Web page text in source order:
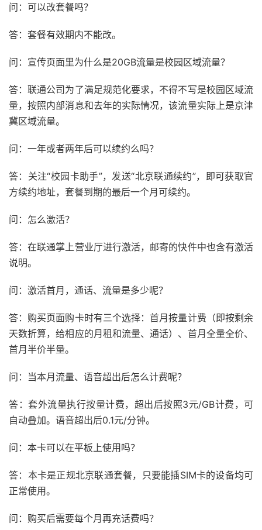
问：可以改套餐吗？
答：套餐有效期内不能改。
问：宣传页面里为什么是20GB流量是校园区域流量？
答：联通公司为了满足规范化要求，不得不写是校园区域流
量，按照内部消息和去年的实际情况，该流量实际上是京津
冀区域流量。
问：一年或者两年后可以续约么吗？
答：关注“校园卡助手”，发送“北京联通续约”，即可获取官
方续约地址，套餐到期的最后一个月可续约。
问：怎么激活？
答：在联通掌上营业厅进行激活，邮寄的快件中也含有激活
说明。
问：激活首月，通话、流量是多少呢？
答：购买页面购卡时有三个选择：首月按量计费（即按剩余
天数折算，给相应的月租和流量、通话）、首月全量全价、
首月半价半量。
问：当本月流量、语音超出后怎么计费呢？
答：套外流量执行按量计费，超出后按照3元/GB计费，可
自动叠加。语音超出后0.1元/分钟。
问：本卡可以在平板上使用吗？
答：本卡是正规北京联通套餐，只要能插SIM卡的设备均可
正常使用。
问：购买后需要每个月再充话费吗？